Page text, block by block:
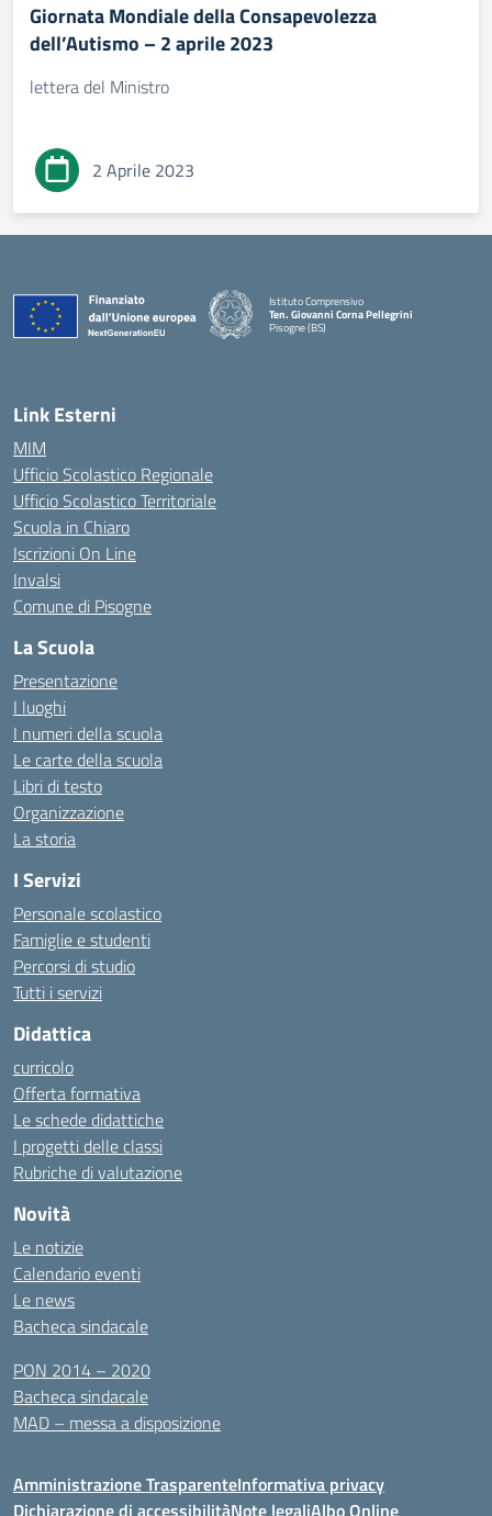
Giornata Mondiale della Consapevolezza
dell’Autismo – 2 aprile 2023
lettera del Ministro
2 Aprile 2023
Istituto Comprensivo
Ten. Giovanni Corna Pellegrini
Pisogne (BS)
— Visita la pagina iniziale della scuola
Link Esterni
MIM
Ufficio Scolastico Regionale
Ufficio Scolastico Territoriale
Scuola in Chiaro
Iscrizioni On Line
Invalsi
Comune di Pisogne
La Scuola
Presentazione
I luoghi
I numeri della scuola
Le carte della scuola
Libri di testo
Organizzazione
La storia
I Servizi
Personale scolastico
Famiglie e studenti
Percorsi di studio
Tutti i servizi
Didattica
curricolo
Offerta formativa
Le schede didattiche
I progetti delle classi
Rubriche di valutazione
Novità
Le notizie
Calendario eventi
Le news
Bacheca sindacale
PON 2014 – 2020
Bacheca sindacale
MAD – messa a disposizione
Amministrazione TrasparenteInformativa privacy
Dichiarazione di accessibilitàNote legaliAlbo Online